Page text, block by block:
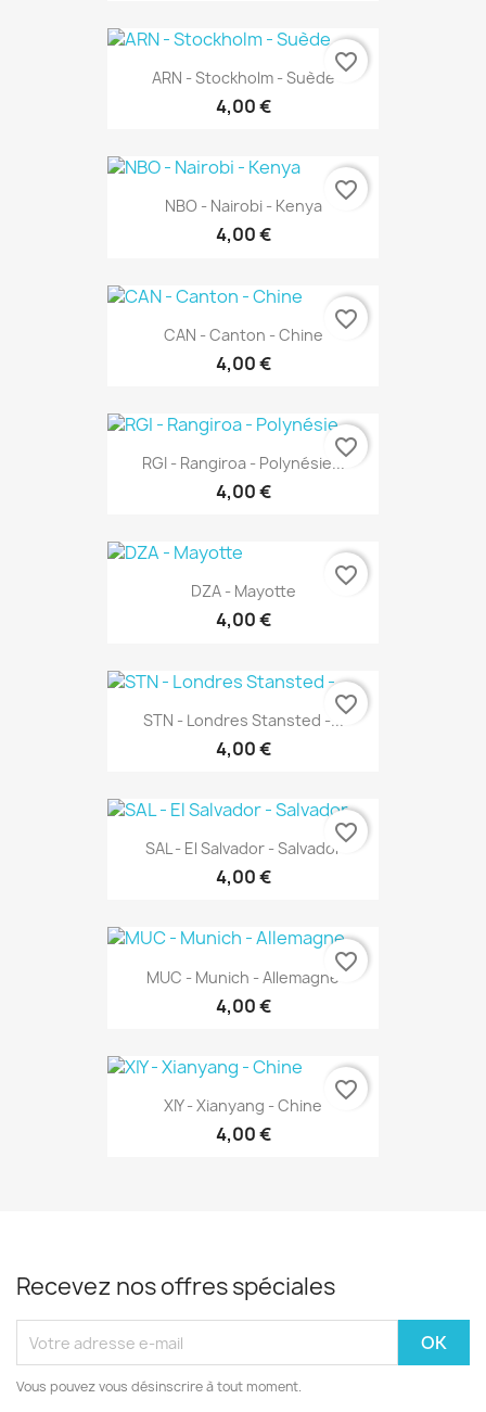
ARN - Stockholm - Suède
4,00 €
favorite_border
NBO - Nairobi - Kenya
4,00 €
favorite_border
CAN - Canton - Chine
4,00 €
favorite_border
RGI - Rangiroa - Polynésie...
4,00 €
favorite_border
DZA - Mayotte
4,00 €
favorite_border
STN - Londres Stansted -...
4,00 €
favorite_border
SAL - El Salvador - Salvador
4,00 €
favorite_border
MUC - Munich - Allemagne
4,00 €
favorite_border
XIY - Xianyang - Chine
4,00 €
favorite_border
Recevez nos offres spéciales
Vous pouvez vous désinscrire à tout moment.